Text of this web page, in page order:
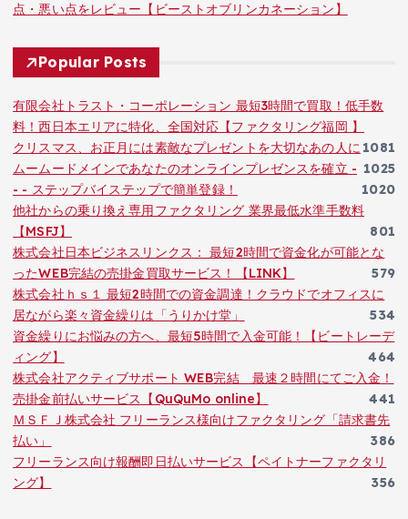
点・悪い点をレビュー【ビーストオブリンカネーション】
Popular Posts
有限会社トラスト・コーポレーション 最短3時間で買取！低手数
料！西日本エリアに特化、全国対応【ファクタリング福岡 】
1081
クリスマス、お正月には素敵なプレゼントを大切なあの人に
1025
ムームードメインであなたのオンラインプレゼンスを確立 -
- - ステップバイステップで簡単登録！
1020
他社からの乗り換え専用ファクタリング 業界最低水準手数料
【MSFJ】
801
株式会社日本ビジネスリンクス： 最短2時間で資金化が可能とな
ったWEB完結の売掛金買取サービス！【LINK】
579
株式会社ｈｓ１ 最短2時間での資金調達！クラウドでオフィスに
居ながら楽々資金繰りは「うりかけ堂」
534
資金繰りにお悩みの方へ、最短5時間で入金可能！【ビートレーデ
ィング】
464
株式会社アクティブサポート WEB完結 最速２時間にてご入金！
売掛金前払いサービス【QuQuMo online】
441
ＭＳＦＪ株式会社 フリーランス様向けファクタリング「請求書先
払い」
386
フリーランス向け報酬即日払いサービス【ペイトナーファクタリ
ング】
356